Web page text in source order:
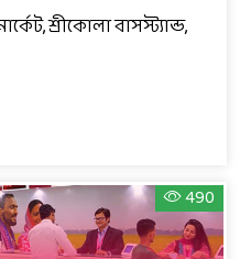
শ্রীকোলা বাসস্ট্যান্ড,
490